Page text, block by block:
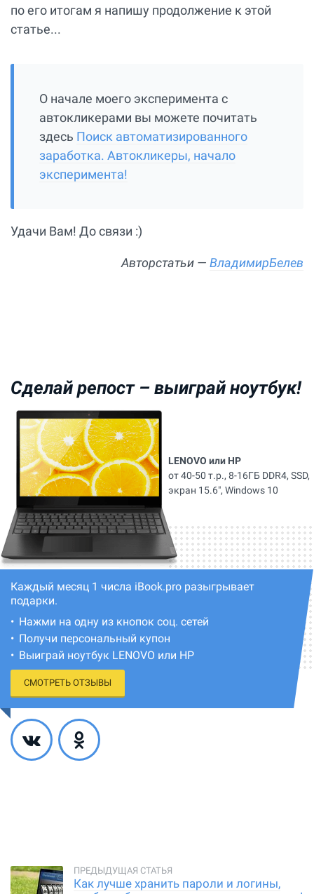
по его итогам я напишу продолжение к этой
статье...
О начале моего эксперимента с
автокликерами вы можете почитать
здесь Поиск автоматизированного
заработка. Автокликеры, начало
эксперимента!
Удачи Вам! До связи :)
Авторстатьи — ВладимирБелев
Сделай репост – выиграй ноутбук!
Каждый месяц 1 числа iBook.pro разыгрывает
подарки.
Нажми на одну из кнопок соц. сетей
Получи персональный купон
Выиграй ноутбук LENOVO или HP
СМОТРЕТЬ ОТЗЫВЫ
LENOVO или HP
от 40-50 т.р., 8-16ГБ DDR4, SSD,
экран 15.6", Windows 10
Как лучше хранить пароли и логины,